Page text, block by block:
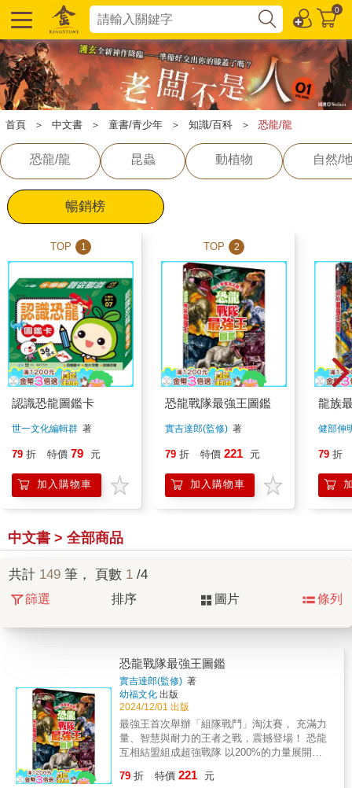
0
首頁 ＞ 中文書 ＞ 童書/青少年 ＞ 知識/百科 ＞ 恐龍/龍
恐龍/龍 昆蟲 動植物 自然/
暢銷榜
TOP 1
認識恐龍圖鑑卡
世一文化編輯群 著
79 折 特價 79 元
加入購物車
TOP 2
恐龍戰隊最強王圖鑑
實吉達郎(監修) 著
79 折 特價 221 元
加入購物車
龍族
健部伸
79 折
中文書 > 全部商品
共計 149 筆， 頁數 1 /4
篩選 排序 圖片 條列
恐龍戰隊最強王圖鑑
實吉達郎(監修) 著
幼福文化 出版
2024/12/01 出版
最強王首次舉辦「組隊戰鬥」淘汰賽， 充滿力
量、智慧與耐力的王者之戰，震撼登場！ 恐龍
互相結盟組成超強戰隊 以200%的力量展開猛
賽，每場戰鬥都令人目不轉睛！ 以強大團隊力
79 折 特價 221 元